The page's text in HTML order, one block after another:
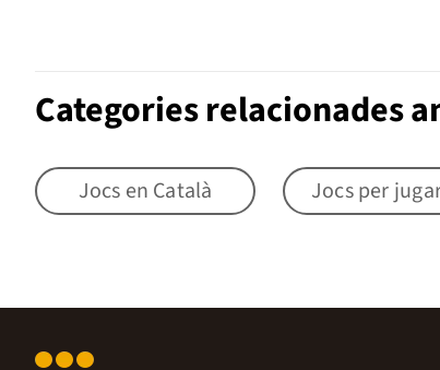
Categories relacionades
Jocs en Català Jocs per